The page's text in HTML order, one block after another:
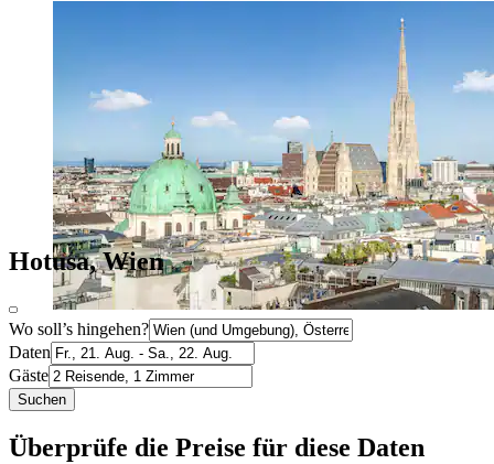
Hotusa, Wien
Wo soll’s hingehen?
Daten
Gäste
Suchen
Überprüfe die Preise für diese Daten